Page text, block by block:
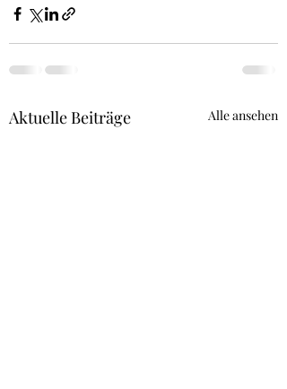
Aktuelle Beiträge Alle ansehen